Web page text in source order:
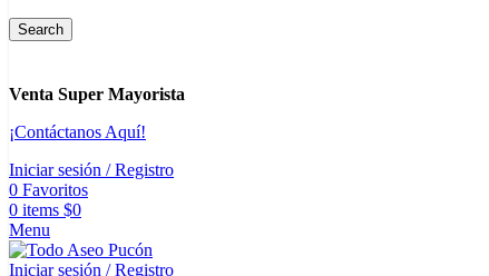
Search
Venta Super Mayorista
¡Contáctanos Aquí!
Iniciar sesión / Registro
0 Favoritos
0 items $0
Menu
Iniciar sesión / Registro